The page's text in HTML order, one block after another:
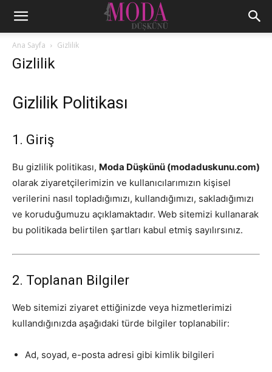
Ana Sayfa Gizlilik
Gizlilik
Gizlilik Politikası
1. Giriş
Bu gizlilik politikası, Moda Düşkünü (modaduskunu.com)
olarak ziyaretçilerimizin ve kullanıcılarımızın kişisel
verilerini nasıl topladığımızı, kullandığımızı, sakladığımızı
ve koruduğumuzu açıklamaktadır. Web sitemizi kullanarak
bu politikada belirtilen şartları kabul etmiş sayılırsınız.
2. Toplanan Bilgiler
Web sitemizi ziyaret ettiğinizde veya hizmetlerimizi
kullandığınızda aşağıdaki türde bilgiler toplanabilir:
Ad, soyad, e-posta adresi gibi kimlik bilgileri